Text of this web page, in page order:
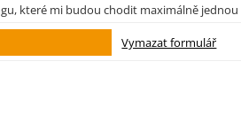
které mi budou chodit maximálně jednou